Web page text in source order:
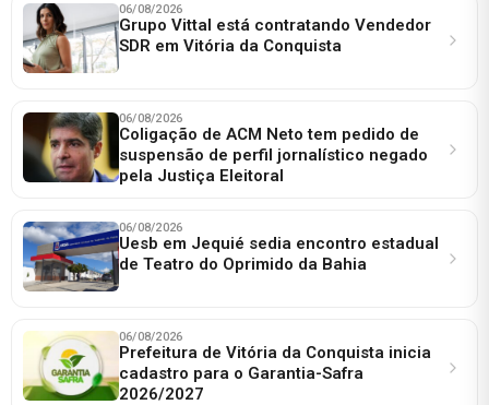
06/08/2026
Grupo Vittal está contratando Vendedor
SDR em Vitória da Conquista
06/08/2026
Coligação de ACM Neto tem pedido de
suspensão de perfil jornalístico negado
pela Justiça Eleitoral
06/08/2026
Uesb em Jequié sedia encontro estadual
de Teatro do Oprimido da Bahia
06/08/2026
Prefeitura de Vitória da Conquista inicia
cadastro para o Garantia-Safra
2026/2027